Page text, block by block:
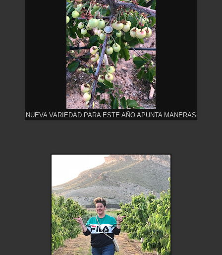
NUEVA VARIEDAD PARA ESTE AÑO APUNTA MANERAS